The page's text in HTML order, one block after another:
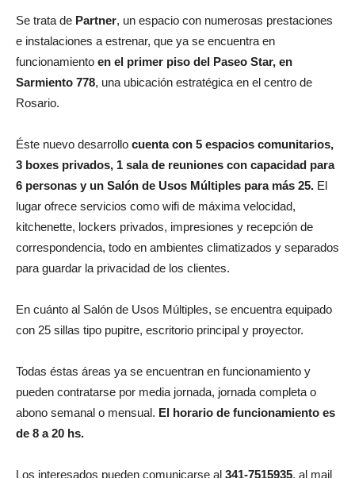
Se trata de Partner, un espacio con numerosas prestaciones
e instalaciones a estrenar, que ya se encuentra en
funcionamiento en el primer piso del Paseo Star, en
Sarmiento 778, una ubicación estratégica en el centro de
Rosario.
Éste nuevo desarrollo cuenta con 5 espacios comunitarios,
3 boxes privados, 1 sala de reuniones con capacidad para
6 personas y un Salón de Usos Múltiples para más 25. El
lugar ofrece servicios como wifi de máxima velocidad,
kitchenette, lockers privados, impresiones y recepción de
correspondencia, todo en ambientes climatizados y separados
para guardar la privacidad de los clientes.
En cuánto al Salón de Usos Múltiples, se encuentra equipado
con 25 sillas tipo pupitre, escritorio principal y proyector.
Todas éstas áreas ya se encuentran en funcionamiento y
pueden contratarse por media jornada, jornada completa o
abono semanal o mensual. El horario de funcionamiento es
de 8 a 20 hs.
Los interesados pueden comunicarse al 341-7515935, al mail